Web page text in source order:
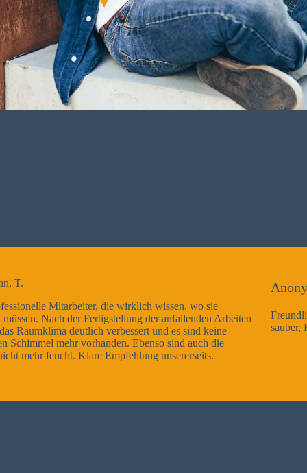
wo sie
Arbeiten
keine
auch die
Freundliche Mitarbeiter, Arbeitsausführung sehr
sauber, Kann ich nur weiterempfehlen